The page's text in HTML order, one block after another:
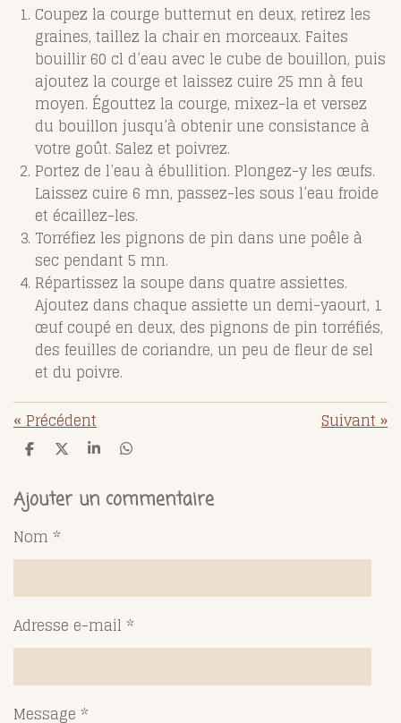
Coupez la courge butternut en deux, retirez les
graines, taillez la chair en morceaux. Faites
bouillir 60 cl d’eau avec le cube de bouillon, puis
ajoutez la courge et laissez cuire 25 mn à feu
moyen. Égouttez la courge, mixez-la et versez
du bouillon jusqu’à obtenir une consistance à
votre goût. Salez et poivrez.
Portez de l’eau à ébullition. Plongez-y les œufs.
Laissez cuire 6 mn, passez-les sous l’eau froide
et écaillez-les.
Torréfiez les pignons de pin dans une poêle à
sec pendant 5 mn.
Répartissez la soupe dans quatre assiettes.
Ajoutez dans chaque assiette un demi-yaourt, 1
œuf coupé en deux, des pignons de pin torréfiés,
des feuilles de coriandre, un peu de fleur de sel
et du poivre.
«Précédent Suivant»
P
t
a
e
r
P
t
a
r
P
t
a
r
P
t
a
r
Ajouter un commentaire
Nom *
Adresse e-mail *
Message *